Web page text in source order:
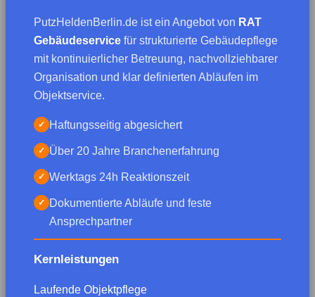
PutzHeldenBerlin.de ist ein Angebot von RAT
Gebäudeservice für strukturierte Gebäudepflege
mit kontinuierlicher Betreuung, nachvollziehbarer
Organisation und klar definierten Abläufen im
Objektservice.
✓ Haftungsseitig abgesichert
✓ Über 20 Jahre Branchenerfahrung
✓ Werktags 24h Reaktionszeit
✓
Dokumentierte Abläufe und feste
Ansprechpartner
Kernleistungen
Laufende Objektpflege